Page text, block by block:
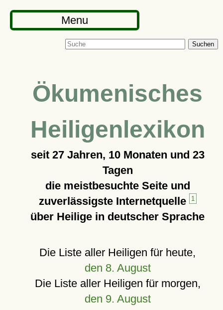
Menu
Suchen
Ökumenisches
Heiligenlexikon
seit 27 Jahren, 10 Monaten und 23
Tagen
die meistbesuchte Seite und
zuverlässigste Internetquelle
1
über Heilige in deutscher Sprache
Die Liste aller Heiligen für heute,
den 8. August
Die Liste aller Heiligen für morgen,
den 9. August